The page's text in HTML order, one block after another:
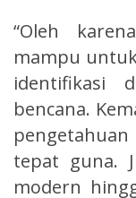
“Oleh
mampu
identifikasi
bencana.
tepat guna.
modern